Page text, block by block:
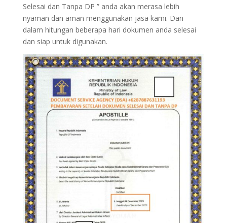
Selesai dan Tanpa DP ” anda akan merasa lebih
nyaman dan aman menggunakan jasa kami. Dan
dalam hitungan beberapa hari dokumen anda selesai
dan siap untuk digunakan.